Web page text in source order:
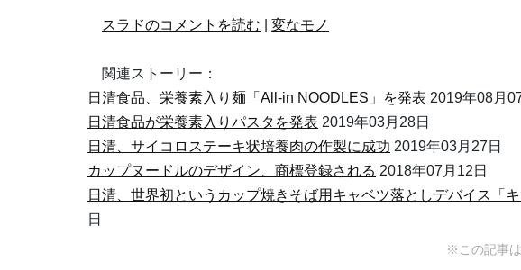
スラドのコメントを読む 変なモノ
関連ストーリー：
日清食品、栄養素入り麺「All-in NOODLES」を発表 2019年08月
日清食品が栄養素入りパスタを発表 2019年03月28日
日清、サイコロステーキ状培養肉の作製に成功 2019年03月27日
カップヌードルのデザイン、商標登録される 2018年07月12日
日清、世界初というカップ焼きそば用キャベツ落としデバイス「
日
※この記事は